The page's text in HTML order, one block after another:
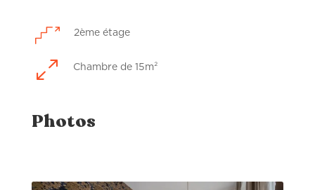
2ème étage
0 Chambre de 15m²
Photos